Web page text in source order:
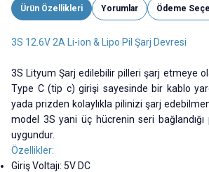
Ürün Özellikleri Yorumlar Ödeme
3S 12.6V 2A Li-ion & Lipo Pil Şarj Devresi
3S Lityum Şarj edilebilir pilleri şarj etmeye
Type C (tip c) girişi sayesinde bir kablo
yada prizden kolaylıkla pilinizi şarj
model 3S yani üç hücrenin seri
uygundur.
Özellikler:
Giriş Voltajı: 5V DC